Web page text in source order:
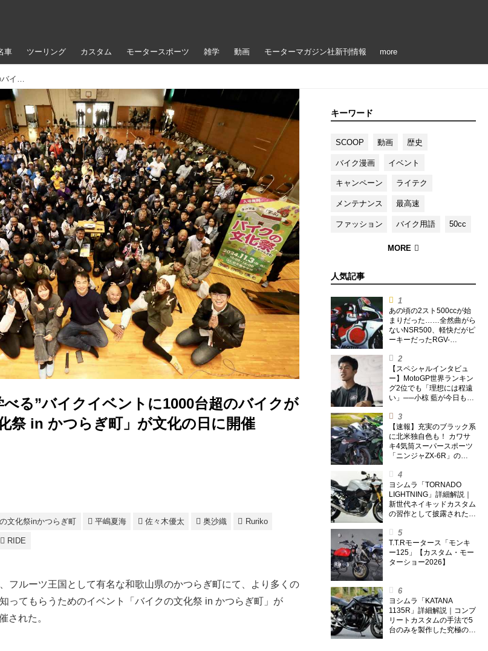
車 ツーリング カスタム モータースポーツ 雑学 動画 モーターマガジン社新刊情報 more
廃校を会場にした“学べる”バイクイベントに1000台超のバイクが集結！「バイクの文化祭 in かつらぎ町」が文化の日に開催
る”バイクイベントに1000台超のバイクが
祭 in かつらぎ町」が文化の日に開催
キーワード
SCOOP 動画 歴史
バイク漫画 イベント
キャンペーン ライテク
メンテナンス 最高速
ファッション バイク用語 50cc
人気記事
あの頃の2スト500ccが始
まりだった……全然曲がら
ないNSR500、軽快だがピ
ーキーだったRGV-
(アオキマニアックレーシ
ング) Vol.1】
【スペシャルインタビュ
ー】MotoGP世界ランキン
グ2位でも「理想には程遠
い」──小椋 藍が今日も走
【速報】充実のブラック系
に北米独自色も！ カワサ
キ4気筒スーパースポーツ
「ニンジャZX-6R」の
筒ニンジャも出たよ【海
外】
ヨシムラ「TORNADO
LIGHTNING」詳細解説｜
新世代ネイキッドカスタム
の習作として披露された1
T.T.Rモータース「モンキ
ー125」【カスタム・モー
ターショー2026】
ヨシムラ「KATANA
1135R」詳細解説｜コンプ
リートカスタムの手法で5
台のみを製作した究極の銘
文化祭inかつらぎ町 平嶋夏海 佐々木優太 奥沙織 Ruriko
RIDE
フルーツ王国として有名な和歌山県のかつらぎ町にて、より多くの
ってもらうためのイベント「バイクの文化祭 in かつらぎ町」が
された。